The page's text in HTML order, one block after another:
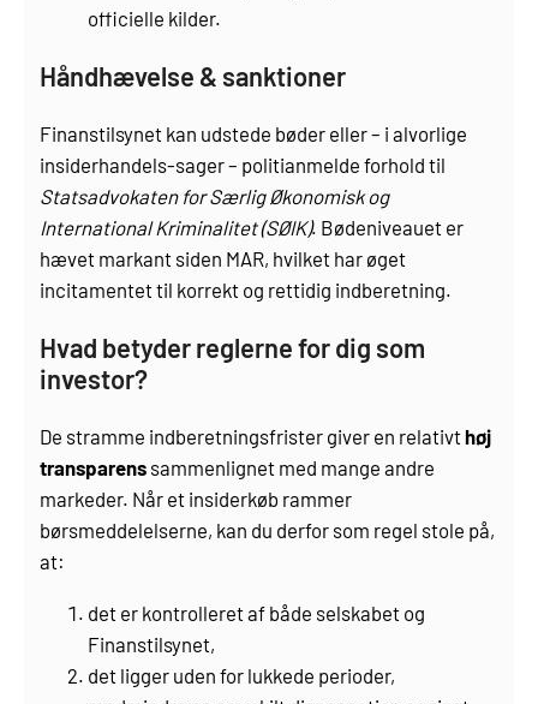
officielle kilder.
Håndhævelse & sanktioner
Finanstilsynet kan udstede bøder eller – i alvorlige
insiderhandels-sager – politianmelde forhold til
Statsadvokaten for Særlig Økonomisk og
International Kriminalitet (SØIK). Bødeniveauet er
hævet markant siden MAR, hvilket har øget
incitamentet til korrekt og rettidig indberetning.
Hvad betyder reglerne for dig som
investor?
De stramme indberetningsfrister giver en relativthøj
transparens sammenlignet med mange andre
markeder. Når et insiderkøb rammer
børsmeddelelserne, kan du derfor som regel stole på,
at:
det er kontrolleret af både selskabet og
Finanstilsynet,
det ligger uden for lukkede perioder,